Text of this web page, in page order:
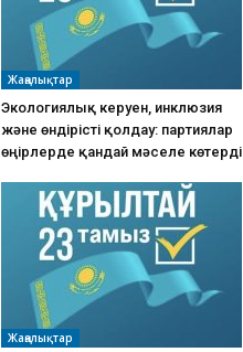
Жаңалықтар
Экологиялық керуен, инклюзия
және өндірісті қолдау: партиялар
өңірлерде қандай мәселе көтерді
Жаңалықтар